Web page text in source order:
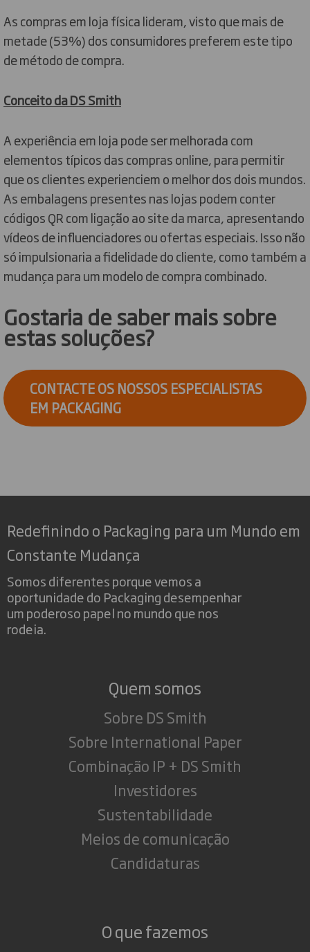
As compras em loja física lideram, visto que mais de
metade (53%) dos consumidores preferem este tipo
de método de compra.
Conceito da DS Smith
A experiência em loja pode ser melhorada com
elementos típicos das compras online, para permitir
que os clientes experienciem o melhor dos dois mundos.
As embalagens presentes nas lojas podem conter
códigos QR com ligação ao site da marca, apresentando
vídeos de influenciadores ou ofertas especiais. Isso não
só impulsionaria a fidelidade do cliente, como também a
mudança para um modelo de compra combinado.
Gostaria de saber mais sobre
estas soluções?
CONTACTE OS NOSSOS ESPECIALISTAS
EM PACKAGING
Redefinindo o Packaging para um Mundo em
Constante Mudança
Somos diferentes porque vemos a
oportunidade do Packaging desempenhar
um poderoso papel no mundo que nos
rodeia.
Quem somos
Sobre DS Smith
Sobre International Paper
Combinação IP + DS Smith
Investidores
Sustentabilidade
Meios de comunicação
Candidaturas
O que fazemos